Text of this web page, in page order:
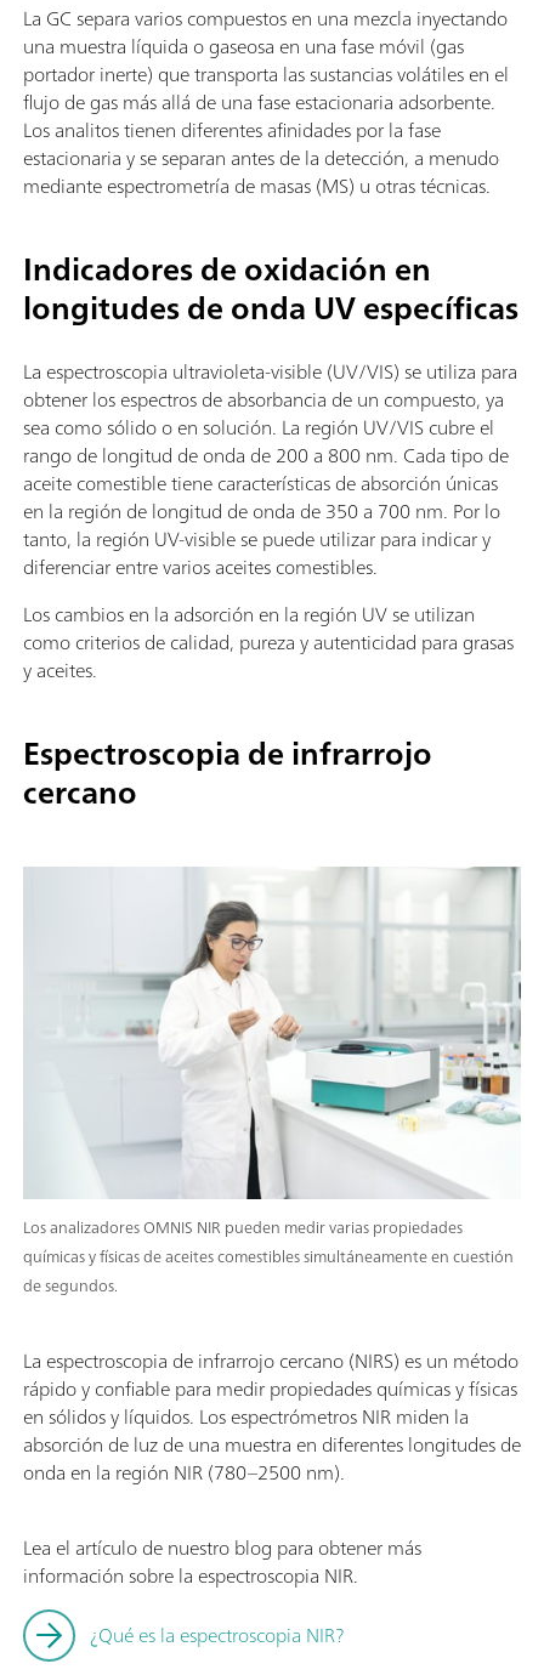
La GC separa varios compuestos en una mezcla inyectando
una muestra líquida o gaseosa en una fase móvil (gas
portador inerte) que transporta las sustancias volátiles en el
flujo de gas más allá de una fase estacionaria adsorbente.
Los analitos tienen diferentes afinidades por la fase
estacionaria y se separan antes de la detección, a menudo
mediante espectrometría de masas (MS) u otras técnicas.
Indicadores de oxidación en
longitudes de onda UV específicas
La espectroscopia ultravioleta-visible (UV/VIS) se utiliza para
obtener los espectros de absorbancia de un compuesto, ya
sea como sólido o en solución. La región UV/VIS cubre el
rango de longitud de onda de 200 a 800 nm. Cada tipo de
aceite comestible tiene características de absorción únicas
en la región de longitud de onda de 350 a 700 nm. Por lo
tanto, la región UV-visible se puede utilizar para indicar y
diferenciar entre varios aceites comestibles.
Los cambios en la adsorción en la región UV se utilizan
como criterios de calidad, pureza y autenticidad para grasas
y aceites.
Espectroscopia de infrarrojo
cercano
Los analizadores OMNIS NIR pueden medir varias propiedades
químicas y físicas de aceites comestibles simultáneamente en cuestión
de segundos.
La espectroscopia de infrarrojo cercano (NIRS) es un método
rápido y confiable para medir propiedades químicas y físicas
en sólidos y líquidos. Los espectrómetros NIR miden la
absorción de luz de una muestra en diferentes longitudes de
onda en la región NIR (780–2500 nm).
Lea el artículo de nuestro blog para obtener más
información sobre la espectroscopia NIR.
¿Qué es la espectroscopia NIR?